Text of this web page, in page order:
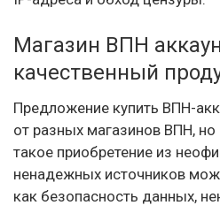
Магазин ВПН
качественный
Предложение купить ВПН-
от разных магазинов ВПН,
такое приобретение из
ненадежных источников
как безопасность данных,